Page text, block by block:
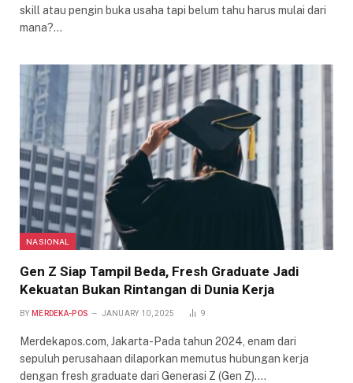
skill atau pengin buka usaha tapi belum tahu harus mulai dari
mana?…
NASIONAL
Gen Z Siap Tampil Beda, Fresh Graduate Jadi
Kekuatan Bukan Rintangan di Dunia Kerja
BY MERDEKA-POS JANUARY 10, 2025 9
Merdekapos.com, Jakarta-Pada tahun 2024, enam dari
sepuluh perusahaan dilaporkan memutus hubungan kerja
dengan fresh graduate dari Generasi Z (Gen Z).…